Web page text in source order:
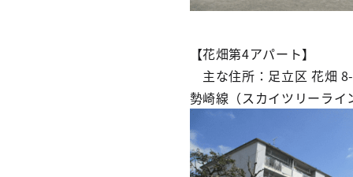
【花畑第4アパート】
主な住所：足立区 花畑
勢崎線（スカイツリーライ